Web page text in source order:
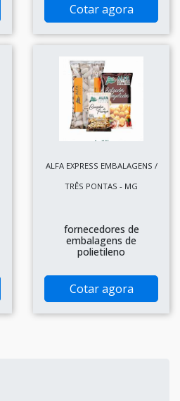
Cotar agora
ALFA EXPRESS EMBALAGENS /
TRÊS PONTAS - MG
fornecedores de
embalagens de
polietileno
Cotar agora